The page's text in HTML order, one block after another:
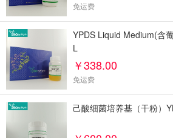
免运费
YPDS Liquid Medium(含葡萄糖
L
￥338.00
免运费
己酸细菌培养基（干粉）